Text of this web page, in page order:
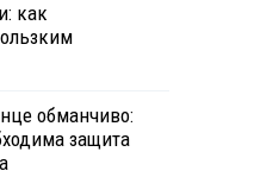
как
обманчиво:
защита